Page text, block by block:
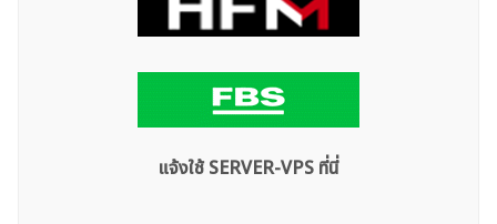
แจ้งใช้ SERVER-VPS ที่นี่